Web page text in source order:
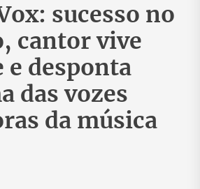
sucesso no
cantor vive
e desponta
das vozes
da música